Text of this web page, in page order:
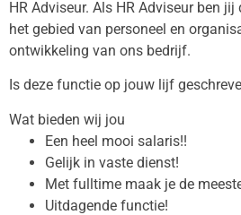
HR Adviseur. Als HR Adviseur ben
het gebied van personeel en
ontwikkeling van ons bedrijf.
Is deze functie op jouw lijf
Wat bieden wij jou
Een heel mooi salaris!!
Gelijk in vaste dienst!
Met fulltime maak je de
Uitdagende functie!